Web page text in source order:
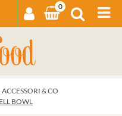
0
& CO
BOWL